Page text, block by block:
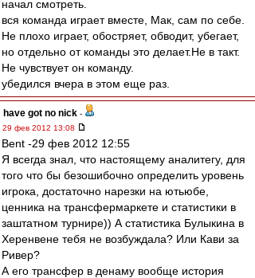
начал смотреть.
вся команда играет вместе, Мак, сам по себе.
Не плохо играет, обостряет, обводит, убегает,
но отдельно от команды это делает.Не в такт.
Не чувствует он команду.
убедился вчера в этом еще раз.
have got no nick -
29 фев 2012 13:08
Bent -29 фев 2012 12:55
Я всегда знал, что настоящему аналитегу, для
того что бы безошибочно определить уровень
игрока, достаточно нарезки на ютьюбе,
ценника на трансфермаркете и статистики в
заштатном турнире)) А статистика Булыкина в
Херенвене тебя не возбуждала? Или Кави за
Ривер?
А его трансфер в денаму вообще история